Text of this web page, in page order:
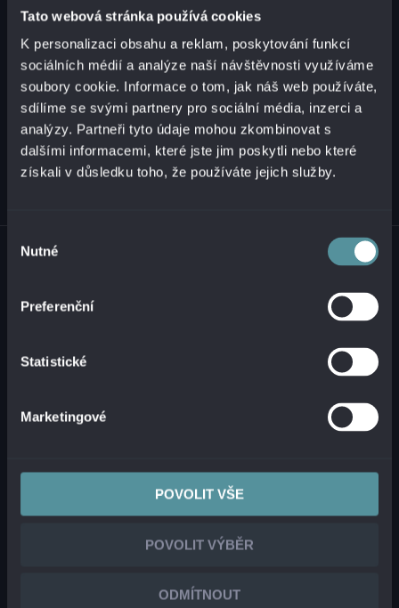
Tato webová stránka používá cookies
K personalizaci obsahu a reklam, poskytování funkcí
sociálních médií a analýze naší návštěvnosti využíváme
soubory cookie. Informace o tom, jak náš web používáte,
sdílíme se svými partnery pro sociální média, inzerci a
analýzy. Partneři tyto údaje mohou zkombinovat s
dalšími informacemi, které jste jim poskytli nebo které
získali v důsledku toho, že používáte jejich služby.
souhlasu
Nutné
Preferenční
Statistické
Marketingové
POVOLIT VŠE
POVOLIT VÝBĚR
ODMÍTNOUT
+421 2 321 12 500
info@alanata.sk
© 2026 ALANATA •
NAHLÁŠENÍ